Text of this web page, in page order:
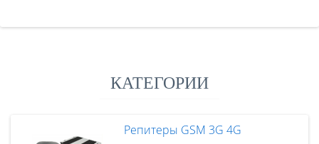
КАТЕГОРИИ
Репитеры GSM 3G 4G